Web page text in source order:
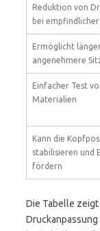
Reduktion von
bei
Ermöglicht
angenehmere
Einfacher Test
Materialien
Kann die
stabilisieren und
fördern
Die Tabelle